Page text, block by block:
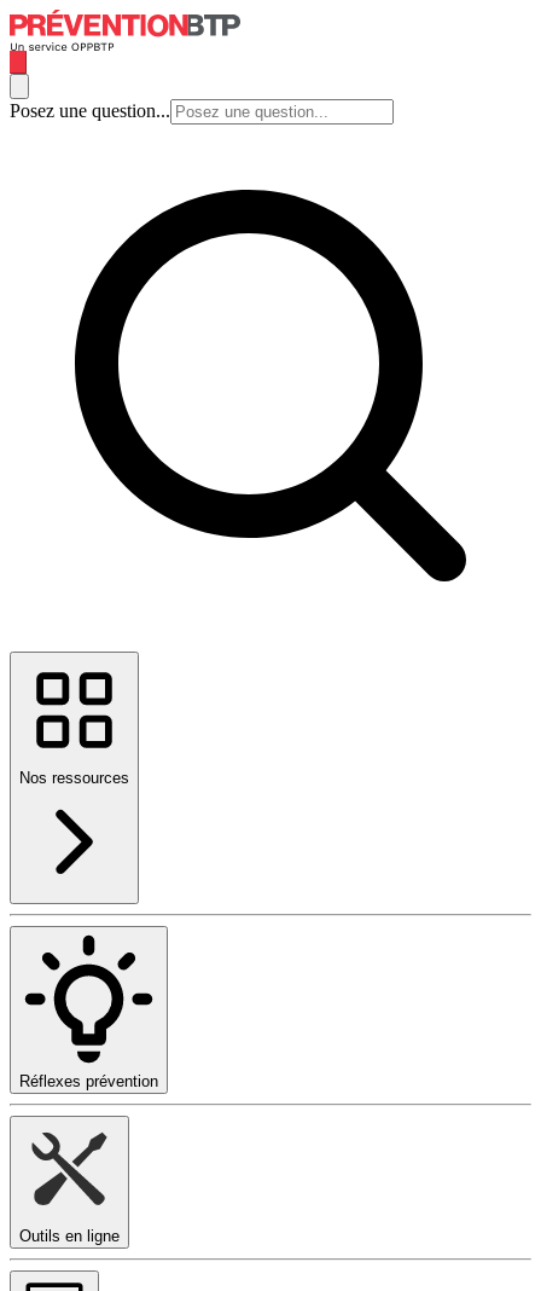
Posez une question...
Nos ressources
Réflexes prévention
Outils en ligne